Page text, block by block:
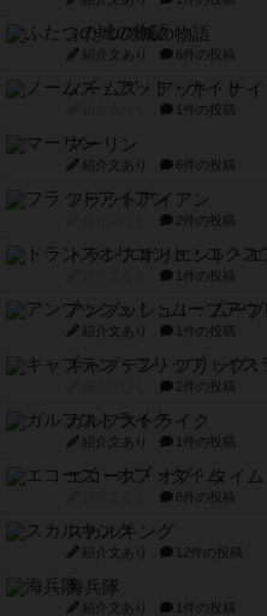
ふたつの城の物語
紹介文あり 6件の投稿
ノームズ・アット・ナイ
1件の投稿
マーリン
紹介文あり 6件の投稿
フラットアイアン
2件の投稿
トランスオリエント・エ
1件の投稿
アンブッシュ！：ムーブ
紹介文あり 1件の投稿
キャプテン・フリップ
2件の投稿
ガルフストライク
紹介文あり 1件の投稿
エコーズ・オブ・タイム
8件の投稿
スカルキング
紹介文あり 12件の投稿
海兵隊
紹介文あり 1件の投稿